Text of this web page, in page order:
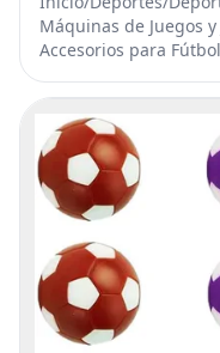
Máquinas de Juegos
Accesorios para